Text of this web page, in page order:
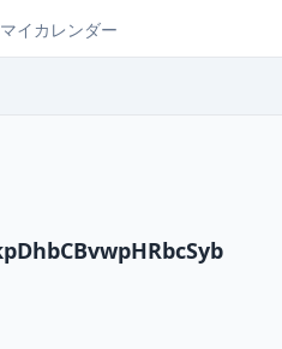
マイカレンダー